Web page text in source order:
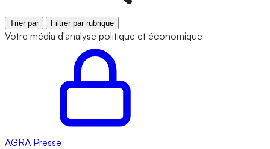
Trier par Filtrer par rubrique
Votre média d'analyse politique et économique
AGRA Presse